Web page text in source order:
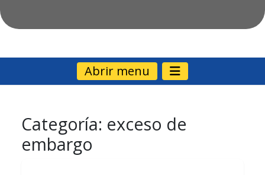
Abrir menu
Categoría: exceso de
embargo